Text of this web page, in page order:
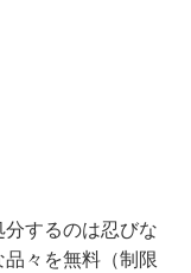
するのは忍びな
々を無料（制限